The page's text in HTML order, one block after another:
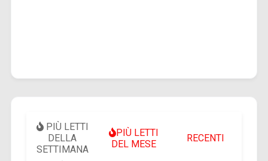
PIÙ LETTI
DELLA
SETTIMANA
PIÙ LETTI
DEL MESE
RECENTI